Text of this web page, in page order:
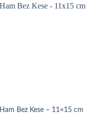
Ham Bez Kese – 11×15 cm